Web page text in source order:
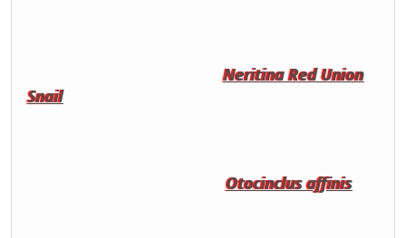
Neritina Red Union
Snail
Otocinclus affinis